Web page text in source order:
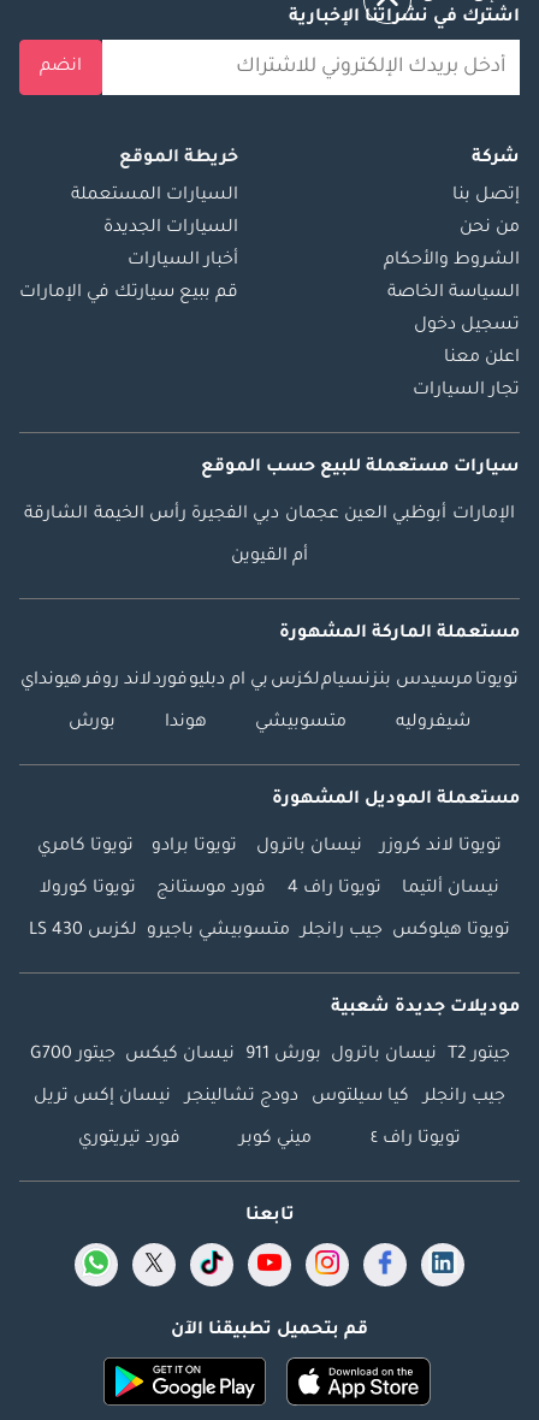
اشترك في نشراتنا الإخبارية
انضم
شركة
إتصل بنا
من نحن
الشروط والأحكام
السياسة الخاصة
تسجيل دخول
اعلن معنا
تجار السيارات
خريطة الموقع
السيارات المستعملة
السيارات الجديدة
أخبار السيارات
قم ببيع سيارتك في الإمارات
سيارات مستعملة للبيع حسب الموقع
الإمارات أبوظبي العين عجمان دبي الفجيرة رأس الخيمة الشارقة
أم القيوين
مستعملة الماركة المشهورة
تويوتا مرسيدس بنزنسياملكزس بي ام دبليوفوردلاند روفرهيونداي
شيفروليه متسوبيشي هوندا بورش
مستعملة الموديل المشهورة
تويوتا لاند كروزر نيسان باترول تويوتا برادو تويوتا كامري
نيسان ألتيما تويوتا راف 4 فورد موستانج تويوتا كورولا
تويوتا هيلوكس جيب رانجلر متسوبيشي باجيرو لكزس LS 430
موديلات جديدة شعبية
جيتور T2 نيسان باترول بورش 911 نيسان كيكس جيتور G700
جيب رانجلر كيا سيلتوس دودج تشالينجر نيسان إكس تريل
تويوتا راف ٤ ميني كوبر فورد تيريتوري
تابعنا
قم بتحميل تطبيقنا الآن